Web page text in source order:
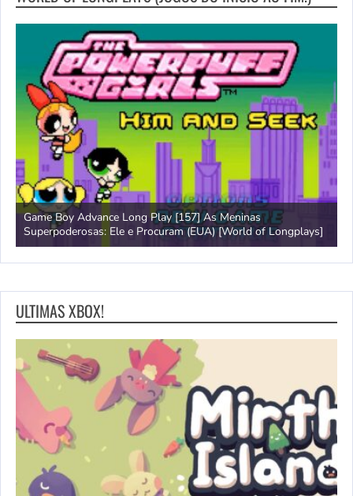
Game Boy Advance Long Play [157] As Meninas
Superpoderosas: Ele e Procuram (EUA) [World of Longplays]
ULTIMAS XBOX!